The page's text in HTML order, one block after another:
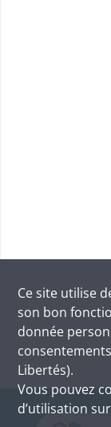
Ce site utilise
son bon
donnée
Libertés).
Vous pouvez
d’utilisation